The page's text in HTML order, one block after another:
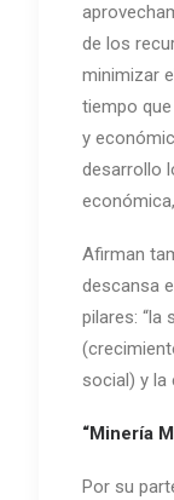
de los
minimizar
tiempo
y
desarrollo
Afirman
descansa
pilares: “la
social) y la
“Minería
Por su